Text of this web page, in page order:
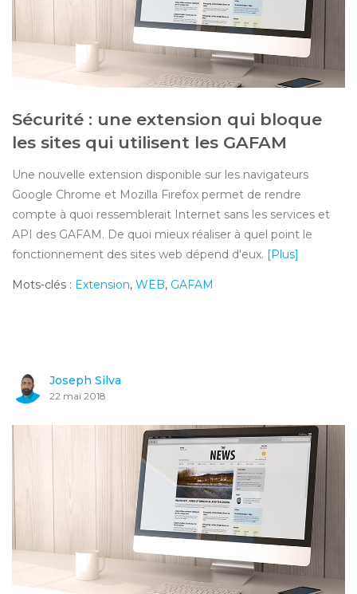
Sécurité : une extension qui bloque
les sites qui utilisent les GAFAM
Une nouvelle extension disponible sur les navigateurs
Google Chrome et Mozilla Firefox permet de rendre
compte à quoi ressemblerait Internet sans les services et
API des GAFAM. De quoi mieux réaliser à quel point le
fonctionnement des sites web dépend d'eux. [Plus]
Mots-clés : Extension, WEB, GAFAM
Joseph Silva
22 mai 2018